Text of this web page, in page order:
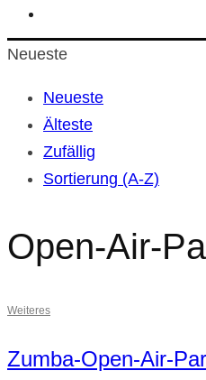
Neueste
Neueste
Älteste
Zufällig
Sortierung (A-Z)
Open-Air-
Weiteres
Zumba-Open-Air-